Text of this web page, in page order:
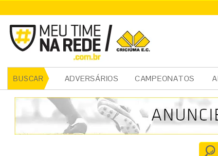
BUSCAR ADVERSÁRIOS CAMPEONATOS